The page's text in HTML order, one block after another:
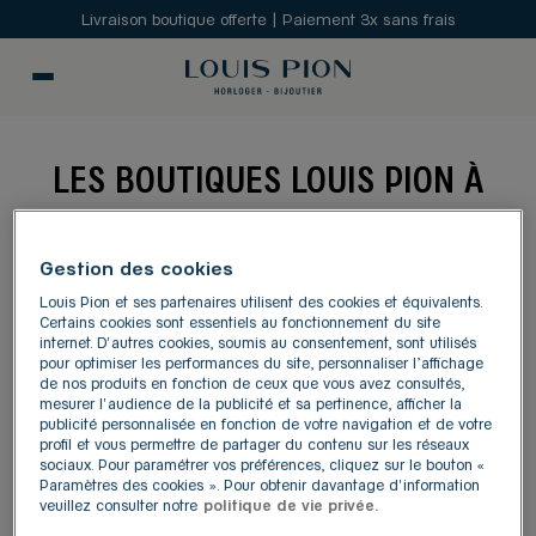
Livraison boutique offerte | Paiement 3x sans frais
LES BOUTIQUES LOUIS PION À
OLORON-SAINTE-MARIE
MODIFIER
Liste Carte
1
21.36
LOUIS PION PAU LESCAR
180, boulevard de l'Europe
64230 Lescar
Gestion des cookies
Louis Pion et ses partenaires utilisent des cookies et équivalents.
Certains cookies sont essentiels au fonctionnement du site
internet. D'autres cookies, soumis au consentement, sont utilisés
pour optimiser les performances du site, personnaliser l’affichage
de nos produits en fonction de ceux que vous avez consultés,
mesurer l'audience de la publicité et sa pertinence, afficher la
publicité personnalisée en fonction de votre navigation et de votre
profil et vous permettre de partager du contenu sur les réseaux
sociaux. Pour paramétrer vos préférences, cliquez sur le bouton «
Paramètres des cookies ». Pour obtenir davantage d'information
veuillez consulter notre politique de vie privée.